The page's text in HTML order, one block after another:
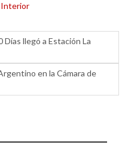
Interior
Días llegó a Estación La
en la Cámara de